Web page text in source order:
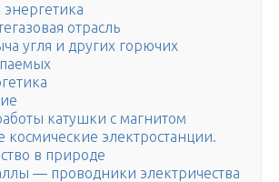
отрасль
угля и других горючих
катушки с магнитом
космические электростанции.
в природе
— проводники электричества